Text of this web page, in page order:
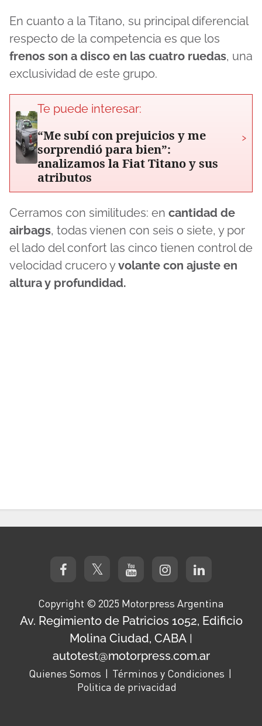
En cuanto a la Titano, su principal diferencial
respecto de la competencia es que los
frenos son a disco en las cuatro ruedas, una
exclusividad de este grupo.
Te puede interesar:
“Me subí con prejuicios y me
sorprendió para bien”:
analizamos la Fiat Titano y sus
atributos
›
Cerramos con similitudes: en cantidad de
airbags, todas vienen con seis o siete, y por
el lado del confort las cinco tienen control de
velocidad crucero yvolante con ajuste en
altura y profundidad.
Copyright © 2025 Motorpress Argentina
Av. Regimiento de Patricios 1052, Edificio
Molina Ciudad, CABA |
autotest@motorpress.com.ar
Quienes Somos
Términos y Condiciones
Politica de privacidad